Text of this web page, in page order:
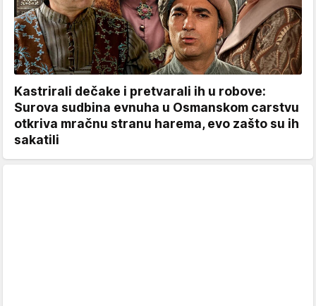
Kastrirali dečake i pretvarali ih u robove:
Surova sudbina evnuha u Osmanskom carstvu
otkriva mračnu stranu harema, evo zašto su ih
sakatili